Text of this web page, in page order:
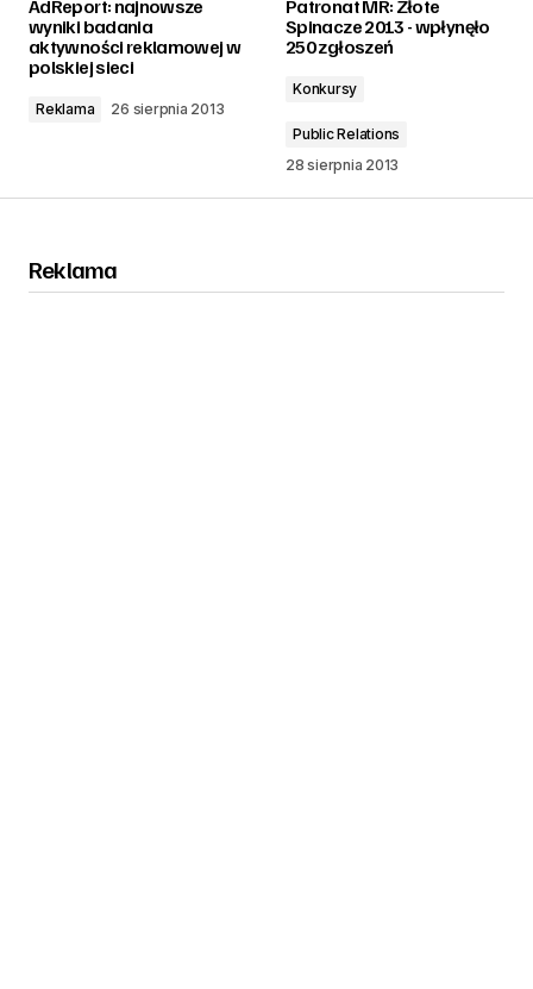
AdReport: najnowsze
wyniki badania
aktywności reklamowej w
polskiej sieci
Reklama 26 sierpnia 2013
Patronat MR: Złote
Spinacze 2013 - wpłynęło
250 zgłoszeń
Konkursy
Public Relations
28 sierpnia 2013
Reklama